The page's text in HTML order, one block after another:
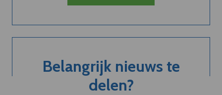
Belangrijk nieuws te
delen?